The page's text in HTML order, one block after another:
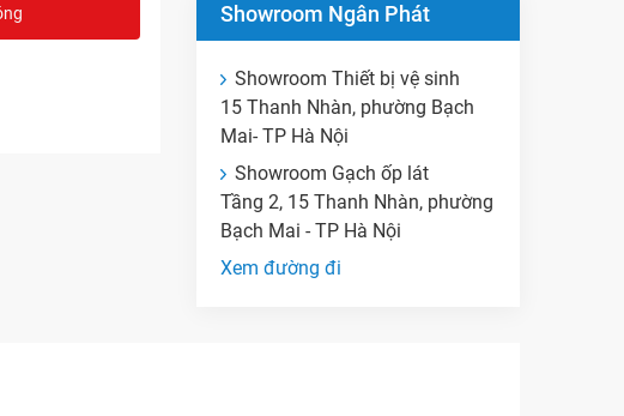
Showroom Ngân Phát
Showroom Thiết bị vệ sinh
15 Thanh Nhàn, phường Bạch
Mai- TP Hà Nội
Showroom Gạch ốp lát
Tầng 2, 15 Thanh Nhàn, phường
Bạch Mai - TP Hà Nội
Xem đường đi